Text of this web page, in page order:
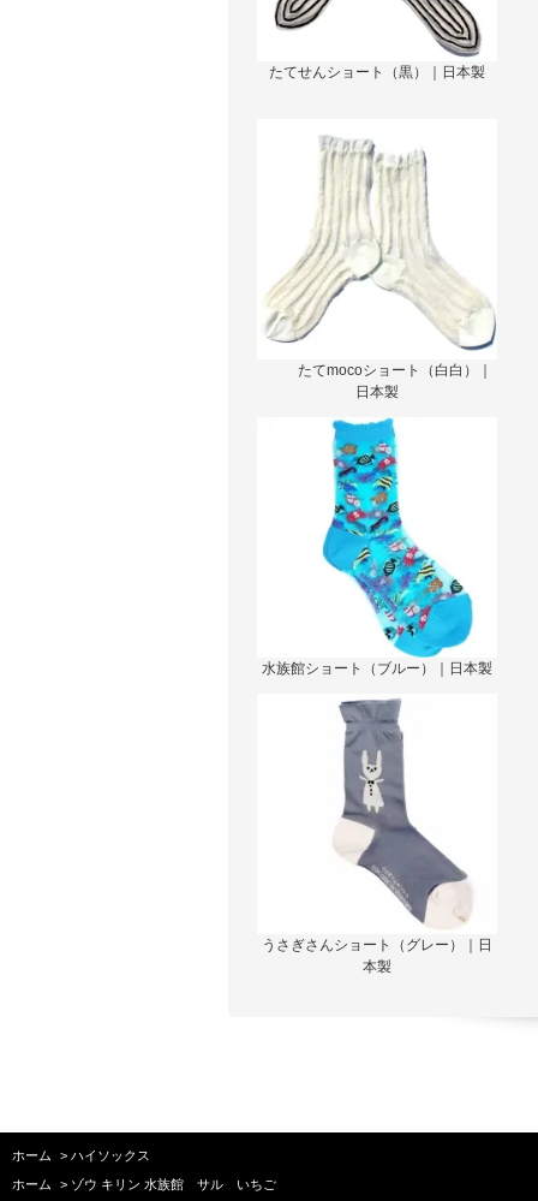
たてせんショート（黒）｜日本製
たてmocoショート（白白）｜
日本製
水族館ショート（ブルー）｜日本製
うさぎさんショート（グレー）｜日
本製
ホーム > ハイソックス
ホーム
> ゾウ キリン 水族館 サル いちご